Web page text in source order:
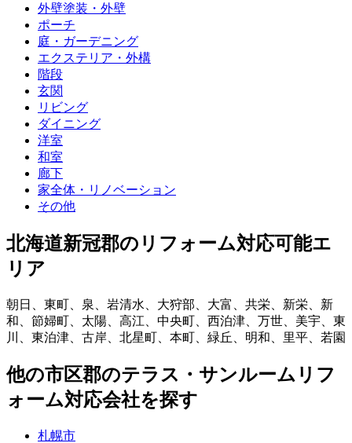
外壁塗装・外壁
ポーチ
庭・ガーデニング
エクステリア・外構
階段
玄関
リビング
ダイニング
洋室
和室
廊下
家全体・リノベーション
その他
北海道新冠郡のリフォーム対応可能エ
リア
朝日 東町 泉 岩清水 大狩部 大富 共栄 新栄
新
和
節婦町 太陽 高江 中央町 西泊津 万世 美宇
東
川
東泊津 古岸 北星町 本町 緑丘 明和 里平 若園
他の市区郡のテラス・サンルームリフ
ォーム対応会社を探す
札幌市